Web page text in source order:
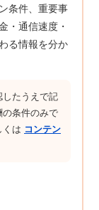
条件、重要事
・通信速度・
る情報を分か
たうえで記
の条件のみで
くは コンテン